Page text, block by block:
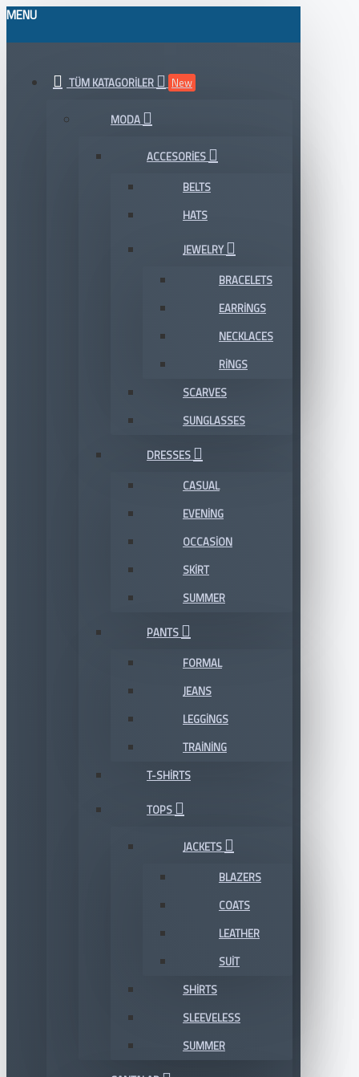
MENU
TÜM KATAGORILER New
MODA
ACCESORIES
BELTS
HATS
JEWELRY
BRACELETS
EARRINGS
NECKLACES
RINGS
SCARVES
SUNGLASSES
DRESSES
CASUAL
EVENING
OCCASION
SKIRT
SUMMER
PANTS
FORMAL
JEANS
LEGGINGS
TRAINING
T-SHIRTS
TOPS
JACKETS
BLAZERS
COATS
LEATHER
SUIT
SHIRTS
SLEEVELESS
SUMMER